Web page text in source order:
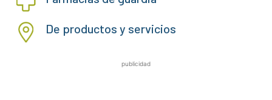
De productos y servicios
publicidad